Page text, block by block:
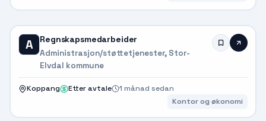
A Regnskapsmedarbeider
Administrasjon/støttetjenester, Stor-
Elvdal kommune
Koppang Etter avtale
1 månad sedan
Kontor og økonomi